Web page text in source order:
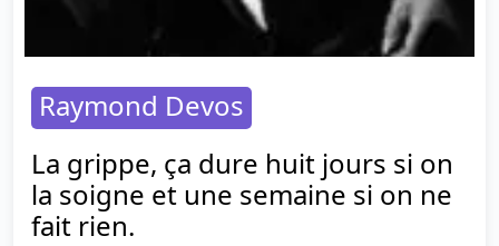
Raymond Devos
La grippe, ça dure huit jours si on
la soigne et une semaine si on ne
fait rien.